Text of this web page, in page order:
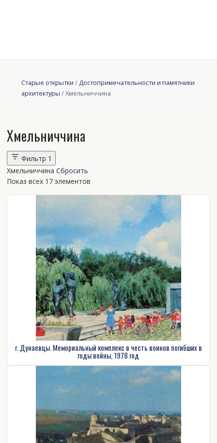
Старые открытки /Достопримечательности и памятники
архитектуры / Хмельниччина
Хмельниччина
Фильтр 1
Хмельниччина Сбросить
Показ всех 17 элементов
г. Дунаевцы. Мемориальный комплекс в честь воинов погибших в
годы войны, 1978 год